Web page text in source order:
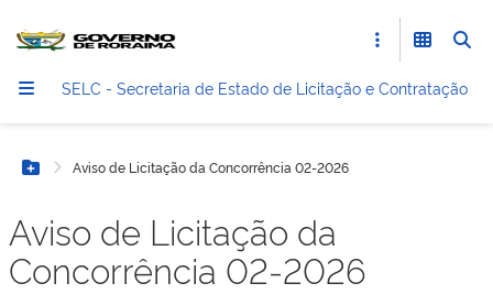
SELC - Secretaria de Estado de Licitação e Contratação
Botão Menu
Aviso de Licitação da Concorrência 02-2026
Aviso de Licitação da
Concorrência 02-2026